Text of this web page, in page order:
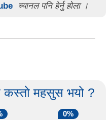
च्यानल पनि हेर्नु होला ।
कस्तो महसुस भयो ?
0%